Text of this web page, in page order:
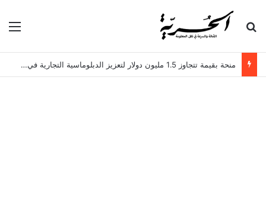
بحث عن
منحة بقيمة تتجاوز 1.5 مليون دولار لتعزيز الدبلوماسية التجارية في تونس!